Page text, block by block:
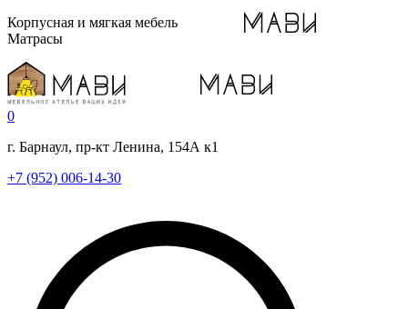
Корпусная и мягкая мебель
Матрасы
0
г. Барнаул, пр-кт Ленина, 154А к1
+7 (952) 006-14-30